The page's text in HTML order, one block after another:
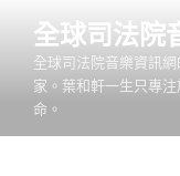
全球司法院
全球司法院音樂資訊
家。葉和軒一生只專
命。